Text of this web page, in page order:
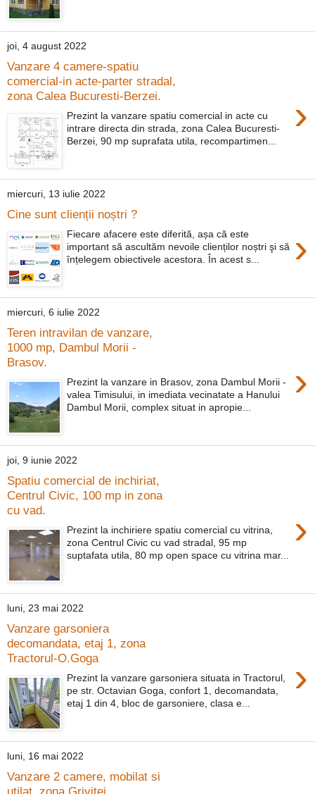
joi, 4 august 2022
Vanzare 4 camere-spatiu
comercial-in acte-parter stradal,
zona Calea Bucuresti-Berzei.
›
Prezint la vanzare spatiu comercial in acte cu
intrare directa din strada, zona Calea Bucuresti-
Berzei, 90 mp suprafata utila, recompartimen...
miercuri, 13 iulie 2022
Cine sunt clienții noștri ?
›
Fiecare afacere este diferită, așa că este
important să ascultăm nevoile clienților noștri şi să
înțelegem obiectivele acestora. În acest s...
miercuri, 6 iulie 2022
Teren intravilan de vanzare,
1000 mp, Dambul Morii -
Brasov.
›
Prezint la vanzare in Brasov, zona Dambul Morii -
valea Timisului, in imediata vecinatate a Hanului
Dambul Morii, complex situat in apropie...
joi, 9 iunie 2022
Spatiu comercial de inchiriat,
Centrul Civic, 100 mp in zona
cu vad.
›
Prezint la inchiriere spatiu comercial cu vitrina,
zona Centrul Civic cu vad stradal, 95 mp
suptafata utila, 80 mp open space cu vitrina mar...
luni, 23 mai 2022
Vanzare garsoniera
decomandata, etaj 1, zona
Tractorul-O.Goga
›
Prezint la vanzare garsoniera situata in Tractorul,
pe str. Octavian Goga, confort 1, decomandata,
etaj 1 din 4, bloc de garsoniere, clasa e...
luni, 16 mai 2022
Vanzare 2 camere, mobilat si
utilat, zona Grivitei